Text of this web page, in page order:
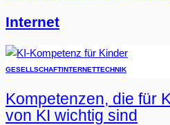
Internet
GESELLSCHAFTINTERNETTECHNIK
Kompetenzen, die für
von KI wichtig sind